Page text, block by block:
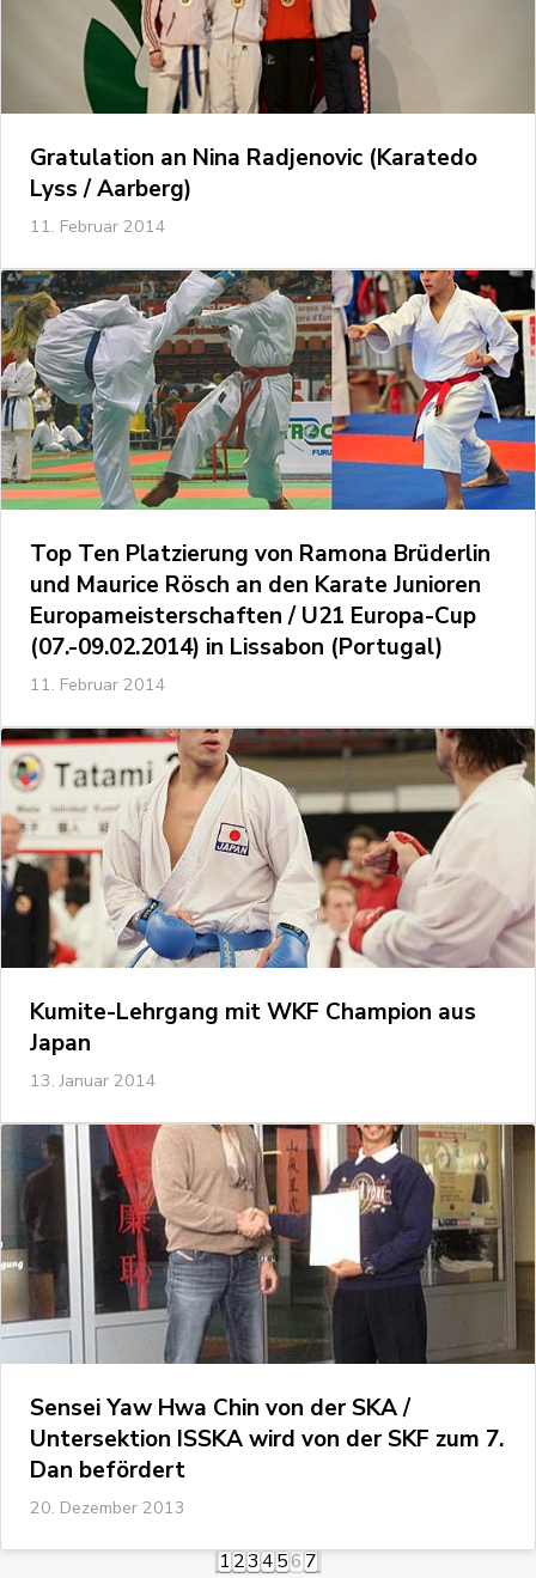
Gratulation an Nina Radjenovic (Karatedo
Lyss / Aarberg)
11. Februar 2014
Top Ten Platzierung von Ramona Brüderlin
und Maurice Rösch an den Karate Junioren
Europameisterschaften / U21 Europa-Cup
(07.-09.02.2014) in Lissabon (Portugal)
11. Februar 2014
Kumite-Lehrgang mit WKF Champion aus
Japan
13. Januar 2014
Sensei Yaw Hwa Chin von der SKA /
Untersektion ISSKA wird von der SKF zum 7.
Dan befördert
20. Dezember 2013
1234567